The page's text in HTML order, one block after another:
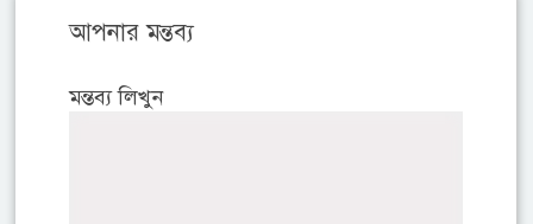
আপনার মন্তব্য
মন্তব্য লিখুন